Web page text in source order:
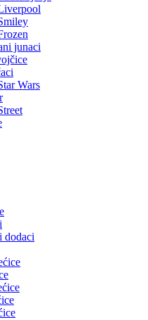
junaci
Wars
dodaci